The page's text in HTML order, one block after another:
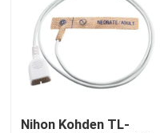
Nihon Kohden TL-